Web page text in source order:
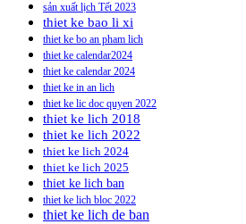
sản xuất lịch Tết 2023
thiet ke bao li xi
thiet ke bo an pham lich
thiet ke calendar2024
thiet ke calendar 2024
thiet ke in an lich
thiet ke lic doc quyen 2022
thiet ke lich 2018
thiet ke lich 2022
thiet ke lich 2024
thiet ke lich 2025
thiet ke lich ban
thiet ke lich bloc 2022
thiet ke lich de ban